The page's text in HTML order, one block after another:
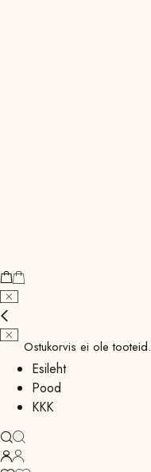
Ostukorvis ei ole tooteid.
Esileht
Pood
KKK